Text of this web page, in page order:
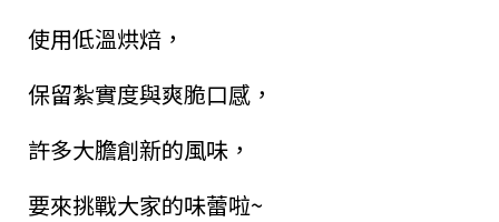
使用低溫烘焙，
保留紮實度與爽脆口感，
許多大膽創新的風味，
要來挑戰大家的味蕾啦~